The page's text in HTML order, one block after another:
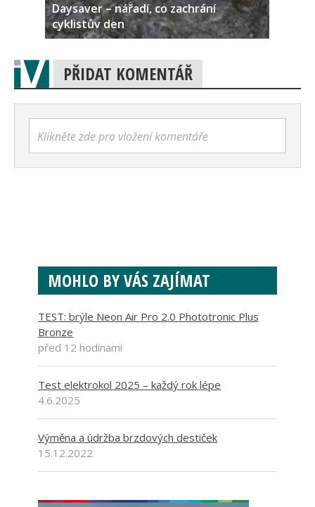
Daysaver – nářadí, co zachrání
cyklistův den
PŘIDAT KOMENTÁŘ
Klikněte zde pro vložení komentáře
MOHLO BY VÁS ZAJÍMAT
TEST: brýle Neon Air Pro 2.0 Phototronic Plus
Bronze
před 12 hodinami
Test elektrokol 2025 – každý rok lépe
4.6.2025
Výměna a údržba brzdových destiček
15.12.2022